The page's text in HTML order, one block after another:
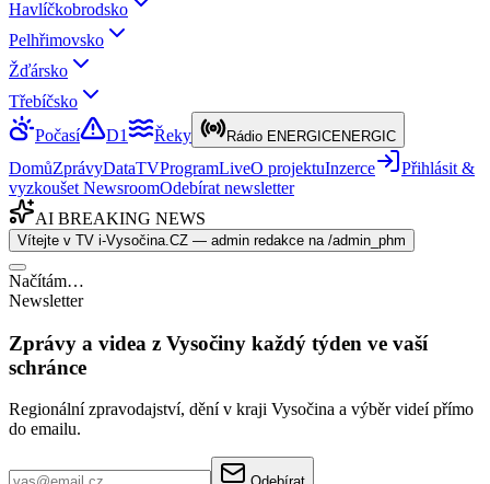
Havlíčkobrodsko
Pelhřimovsko
Žďársko
Třebíčsko
Počasí
D1 Řeky Rádio ENERGICENERGIC
DomůZprávyDataTVProgramLiveO projektuInzerce
Přihlásit &
vyzkoušet NewsroomOdebírat newsletter
AI BREAKING NEWS
Vítejte v TV i-Vysočina.CZ — admin redakce na /admin_phm
Načítám…
Newsletter
Zprávy a videa z Vysočiny každý týden ve vaší
schránce
Regionální zpravodajství, dění v kraji Vysočina a výběr videí přímo
do emailu.